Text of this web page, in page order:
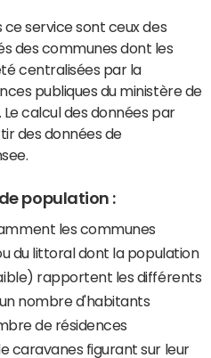
service sont ceux des
des communes dont les
centralisées par la
publiques du ministère de
Le calcul des données par
des données de
population :
les communes
du littoral dont la population
rapportent les différents
nombre d'habitants
de résidences
caravanes figurant sur leur